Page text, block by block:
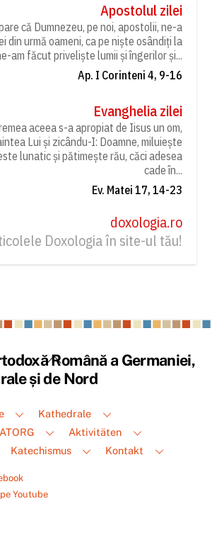
Apostolul zilei
că Dumnezeu, pe noi, apostolii, ne-a
din urmă oameni, ca pe niște osândiți la
am făcut priveliște lumii și îngerilor și...
Ap. I Corinteni 4, 9-16
Evanghelia zilei
aceea s-a apropiat de Iisus un om,
Lui și zicându-I: Doamne, miluiește
lunatic și pătimește rău, căci adesea
cade în...
Ev. Matei 17, 14-23
doxologia.ro
Doxologia în site-ul tău!
Back
To
Română a Germaniei,
și de Nord
Kathedrale
ATORG
Aktivitäten
Katechismus Kontakt
Youtube